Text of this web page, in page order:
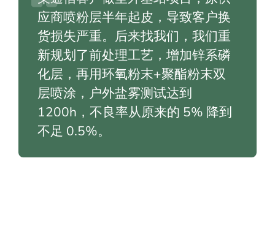
应商喷粉层半年起皮，导致客户换
货损失严重。后来找我们，我们重
新规划了前处理工艺，增加锌系磷
化层，再用环氧粉末+聚酯粉末双
层喷涂，户外盐雾测试达到
1200h，不良率从原来的 5% 降到
不足 0.5%。